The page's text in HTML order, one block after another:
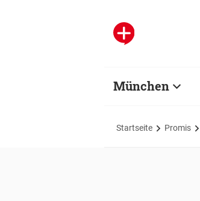
München
Startseite Promis